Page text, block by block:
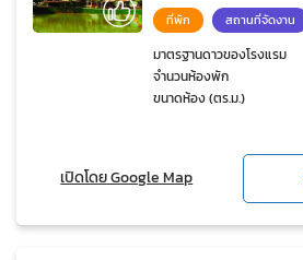
ที่พัก สถานที่จัดงาน
มาตรฐานดาวของโรงแรม
จำนวนห้องพัก
ขนาดห้อง (ตร.ม.)
เปิดโดย Google Map